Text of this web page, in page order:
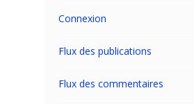
Connexion
Flux des publications
Flux des commentaires